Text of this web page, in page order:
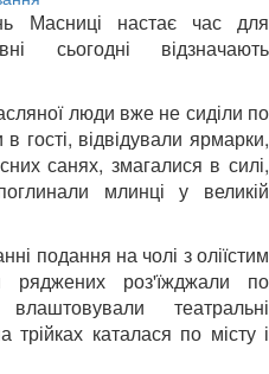
Масниці настає час для
сьогодні відзначають
люди вже не сиділи по
гості, відвідували ярмарки,
санях, змагалися в силі,
млинці у великій
подання на чолі з оліїстим
роз'їжджали по
театральні
каталася по місту і